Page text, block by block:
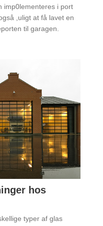
imp0lementeres i port
,uligt at få lavet en
til garagen.
hos
typer af glas